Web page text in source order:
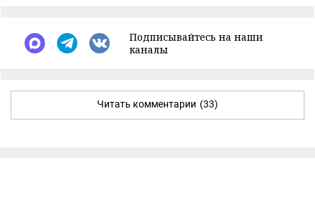
Подписывайтесь на наши
каналы
Читать комментарии (33)